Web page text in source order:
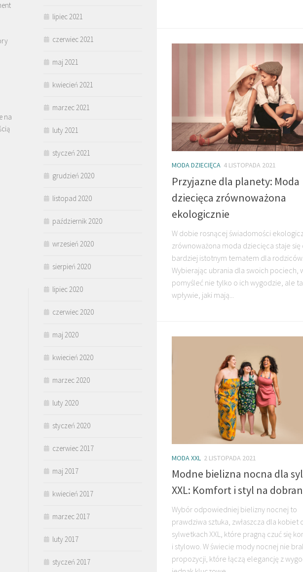
MODA DZIECIĘCA 4 LISTOPADA 2021
Przyjazne dla planety: Moda
dziecięca zrównoważona
ekologicznie
W dobie rosnącej świadomości
zrównoważona moda dziecięca staje się
bardziej istotnym tematem dla rodziców.
Wybierając ubrania dla swoich pociech,
pomyśleć nie tylko o ich wygodzie, ale
wpływie, jaki mają...
MODA XXL 2 LISTOPADA 2021
Modne bielizna nocna dla
XXL: Komfort i styl na
Wybór odpowiedniej bielizny nocnej to
prawdziwa sztuka, zwłaszcza dla kobiet
sylwetkach XXL, które pragną czuć się
i stylowo. W świecie mody nocnej nie
propozycji, które łączą elegancję z
na
lipiec 2021
czerwiec 2021
maj 2021
kwiecień 2021
marzec 2021
luty 2021
styczeń 2021
grudzień 2020
listopad 2020
październik 2020
wrzesień 2020
sierpień 2020
lipiec 2020
czerwiec 2020
maj 2020
kwiecień 2020
marzec 2020
luty 2020
styczeń 2020
czerwiec 2017
maj 2017
kwiecień 2017
marzec 2017
luty 2017
styczeń 2017